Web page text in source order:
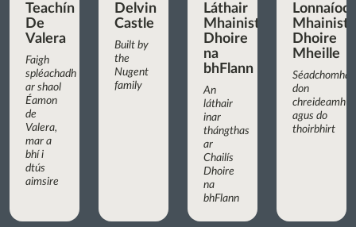
Teachín
De
Valera
Faigh
spléachadh
ar shaol
Éamon
de
Valera,
mar a
bhí i
dtús
aimsire
Delvin
Castle
Built by
the
Nugent
family
Láthair
Mhainistreach
Dhoire
na
bhFlann
An
láthair
inar
thángthas
ar
Chailís
Dhoire
na
bhFlann
Dhoire
Mheille
don
chreideamh
agus do
thoirbhirt